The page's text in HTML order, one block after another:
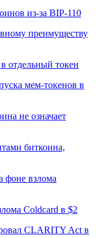
из-за BIP-110
преимуществу
отдельный токен
мем-токенов в
не означает
биткоина,
фоне взлома
Coldcard в $2
CLARITY Act в